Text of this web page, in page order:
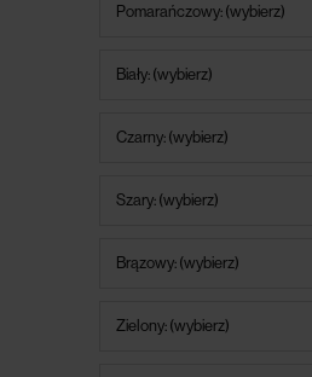
Pomarańczowy: (wybierz)
Biały: (wybierz)
Czarny: (wybierz)
Szary: (wybierz)
Brązowy: (wybierz)
Zielony: (wybierz)